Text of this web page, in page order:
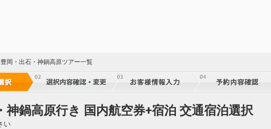
岡・出石・神鍋高原ツアー一覧
神鍋高原行き 国内航空券+宿泊 交通宿泊選択
い